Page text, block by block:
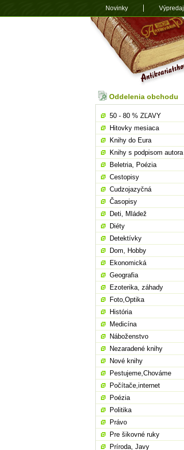
Oddelenia obchodu
50 - 80 % ZĽAVY
Hitovky mesiaca
Knihy do Eura
Knihy s podpisom autora
Beletria, Poézia
Cestopisy
Cudzojazyčná
Časopisy
Deti, Mládež
Diéty
Detektívky
Dom, Hobby
Ekonomická
Geografia
Ezoterika, záhady
Foto,Optika
História
Medicína
Náboženstvo
Nezaradené knihy
Nové knihy
Pestujeme,Chováme
Počítače,internet
Poézia
Politika
Právo
Pre šikovné ruky
Príroda, Javy
Novinky Výpredaj